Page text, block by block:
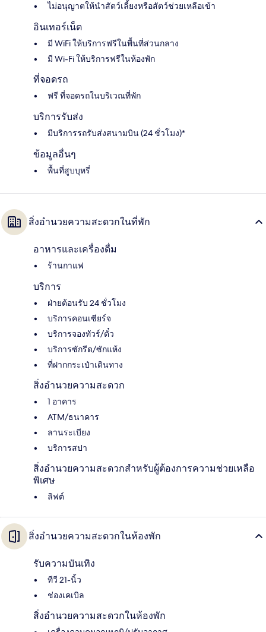
ไม่อนุญาตให้นำสัตว์เลี้ยงหรือสัตว์ช่วยเหลือเข้า
อินเทอร์เน็ต
มี WiFi ให้บริการฟรีในพื้นที่ส่วนกลาง
มี Wi-Fi ให้บริการฟรีในห้องพัก
ที่จอดรถ
ฟรี ที่จอดรถในบริเวณที่พัก
บริการรับส่ง
มีบริการรถรับส่งสนามบิน (24 ชั่วโมง)*
ข้อมูลอื่นๆ
พื้นที่สูบบุหรี่
สิ่งอำนวยความสะดวกในที่พัก
อาหารและเครื่องดื่ม
ร้านกาแฟ
บริการ
ฝ่ายต้อนรับ 24 ชั่วโมง
บริการคอนเซียร์จ
บริการจองทัวร์/ตั๋ว
บริการซักรีด/ซักแห้ง
ที่ฝากกระเป๋าเดินทาง
สิ่งอำนวยความสะดวก
1 อาคาร
ATM/ธนาคาร
ลานระเบียง
บริการสปา
สิ่งอำนวยความสะดวกสำหรับผู้ต้องการความช่วยเหลือ
พิเศษ
ลิฟต์
สิ่งอำนวยความสะดวกในห้องพัก
รับความบันเทิง
ทีวี 21-นิ้ว
ช่องเคเบิล
สิ่งอำนวยความสะดวกในห้องพัก